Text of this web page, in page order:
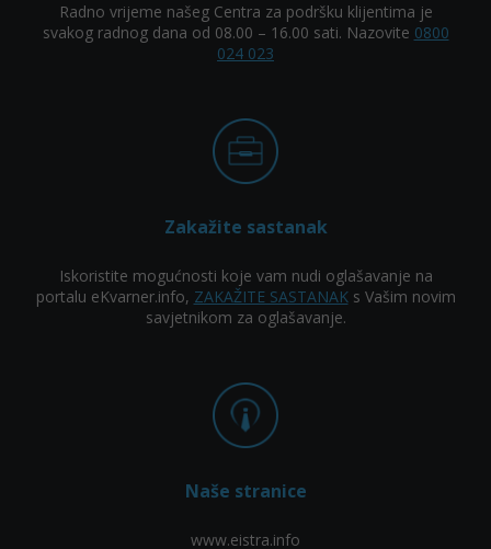
Radno vrijeme našeg Centra za podršku klijentima je
svakog radnog dana od 08.00 – 16.00 sati. Nazovite 0800
024 023
Zakažite sastanak
Iskoristite mogućnosti koje vam nudi oglašavanje na
portalu eKvarner.info, ZAKAŽITE SASTANAKs Vašim novim
savjetnikom za oglašavanje.
Naše stranice
www.eistra.info